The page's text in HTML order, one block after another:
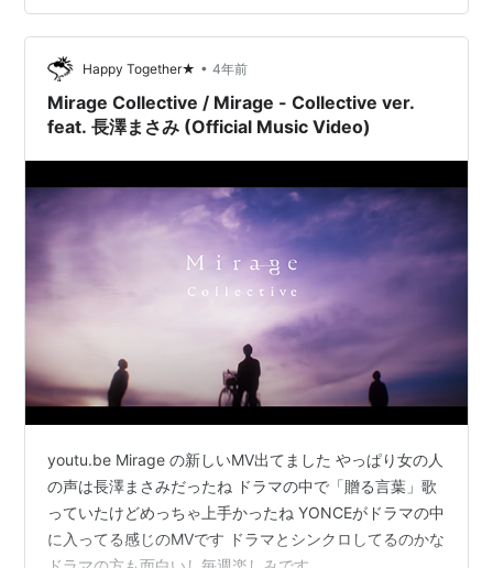
Solstice TRIPOWIN Seraph TRIPOWIN Seraph 8芯編み
込み構成したハイエンドイヤホ…
Happy Together★ • 4年前
Mirage Collective / Mirage - Collective ver.
feat. 長澤まさみ (Official Music Video)
youtu.be Mirage の新しいMV出てました やっぱり女の人
の声は長澤まさみだったね ドラマの中で「贈る言葉」歌
っていたけどめっちゃ上手かったね YONCEがドラマの中
に入ってる感じのMVです ドラマとシンクロしてるのかな